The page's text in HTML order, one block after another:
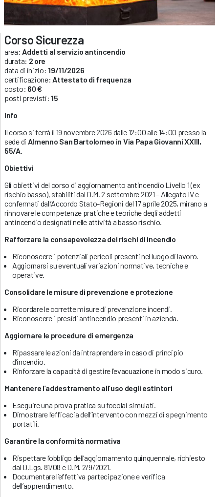
Corso Sicurezza
area: Addetti al servizio antincendio
durata: 2 ore
data di inizio: 19/11/2026
certificazione: Attestato di frequenza
costo: 60 €
posti previsti: 15
Info
Il corso si terrà il 19 novembre 2026 dalle 12:00 alle 14:00 presso la
sede di Almenno San Bartolomeo in Via Papa Giovanni XXIII,
55/A.
Obiettivi
Gli obiettivi del corso di aggiornamento antincendio Livello 1 (ex
rischio basso), stabiliti dal D.M. 2 settembre 2021 – Allegato IV e
confermati dall’Accordo Stato-Regioni del 17 aprile 2025, mirano a
rinnovare le competenze pratiche e teoriche degli addetti
antincendio designati nelle attività a basso rischio.
Rafforzare la consapevolezza dei rischi di incendio
Riconoscere i potenziali pericoli presenti nel luogo di lavoro.
Aggiornarsi su eventuali variazioni normative, tecniche e
operative.
Consolidare le misure di prevenzione e protezione
Ricordare le corrette misure di prevenzione incendi.
Riconoscere i presidi antincendio presenti in azienda.
Aggiornare le procedure di emergenza
Ripassare le azioni da intraprendere in caso di principio
d’incendio.
Rinforzare la capacità di gestire l’evacuazione in modo sicuro.
Mantenere l’addestramento all’uso degli estintori
Eseguire una prova pratica su focolai simulati.
Dimostrare l’efficacia dell’intervento con mezzi di spegnimento
portatili.
Garantire la conformità normativa
Rispettare l’obbligo dell’aggiornamento quinquennale, richiesto
dal D.Lgs. 81/08 e D.M. 2/9/2021.
Documentare l’effettiva partecipazione e verifica
dell’apprendimento.